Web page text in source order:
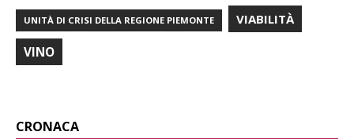
UNITÀ DI CRISI DELLA REGIONE PIEMONTE VIABILITÀ
VINO
CRONACA